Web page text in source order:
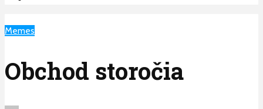
Memes
Obchod storočia